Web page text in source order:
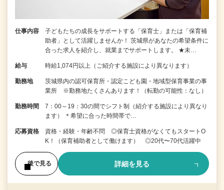
仕事内容
子どもたちの成長をサポートする「保育士」または「保育補
助者」として活躍しませんか！ 茨城県があなたの希望条件に
合った求人を紹介し、就業までサポートします。 ★未…
給与 時給1,074円以上（ご紹介する施設により異なります）
勤務地
茨城県内の認可保育所・認定こども園・地域型保育事業の事
業所 ※勤務地たくさんあります！（転勤の可能性：なし）
勤務時間
7：00～19：30の間でシフト制（紹介する施設により異なり
ます） ＊希望に合った時間帯で…
応募資格
資格・経験・年齢不問 ◎保育士資格がなくてもスタートO
K！（保育補助者として働けます） ◎20代〜70代活躍中
後で見る 詳細を見る